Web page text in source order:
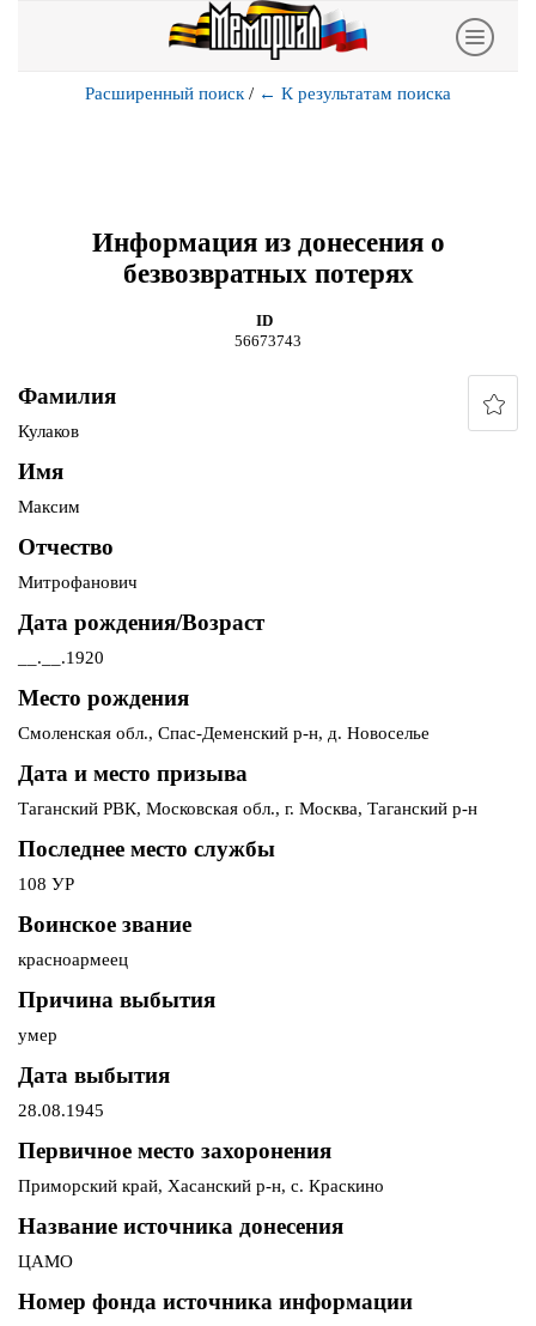
Расширенный поиск / ← К результатам поиска
Информация из донесения о
безвозвратных потерях
ID
56673743
Фамилия
Кулаков
Имя
Максим
Отчество
Митрофанович
Дата рождения/Возраст
__.__.1920
Место рождения
Смоленская обл., Спас-Деменский р-н, д. Новоселье
Дата и место призыва
Таганский РВК, Московская обл., г. Москва, Таганский р-н
Последнее место службы
108 УР
Воинское звание
красноармеец
Причина выбытия
умер
Дата выбытия
28.08.1945
Первичное место захоронения
Приморский край, Хасанский р-н, с. Краскино
Название источника донесения
ЦАМО
Номер фонда источника информации